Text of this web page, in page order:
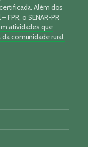
Além dos
FPR, o SENAR-PR
atividades que
comunidade rural.